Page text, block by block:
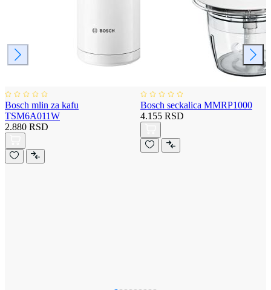
Bosch mlin za kafu
TSM6A011W
2.880 RSD
Bosch seckalica MMRP1000
4.155 RSD